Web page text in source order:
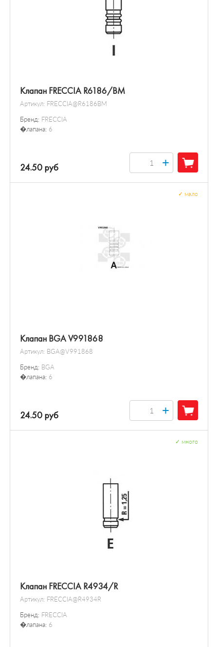
Клапан FRECCIA R6186/BM
Артикул: FRECCIA@R6186BM
Бренд: FRECCIA
�лапана: 6
24.50 руб +
Клапан BGA V991868
Артикул: BGA@V991868
Бренд: BGA
�лапана: 6
мало
24.50 руб +
Клапан FRECCIA R4934/R
Артикул: FRECCIA@R4934R
Бренд: FRECCIA
�лапана: 6
много